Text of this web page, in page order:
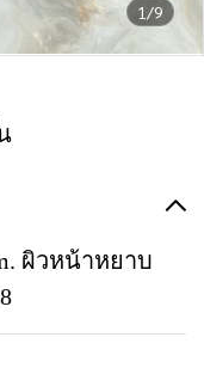
1/9
ผิวหน้าหยาบ